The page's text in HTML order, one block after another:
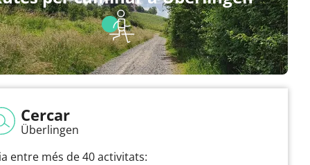
Cercar
Überlingen
entre més de 40 activitats: